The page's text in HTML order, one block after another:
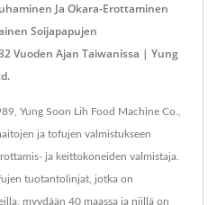
Ja Okara-Erottaminen
Soijapapujen
Vuoden Ajan Taiwanissa | Yung
Yung Soon Lih Food Machine Co.,
ja tofujen valmistukseen
ja keittokoneiden valmistaja.
tuotantolinjat, jotka on
myydään 40 maassa ja niillä on